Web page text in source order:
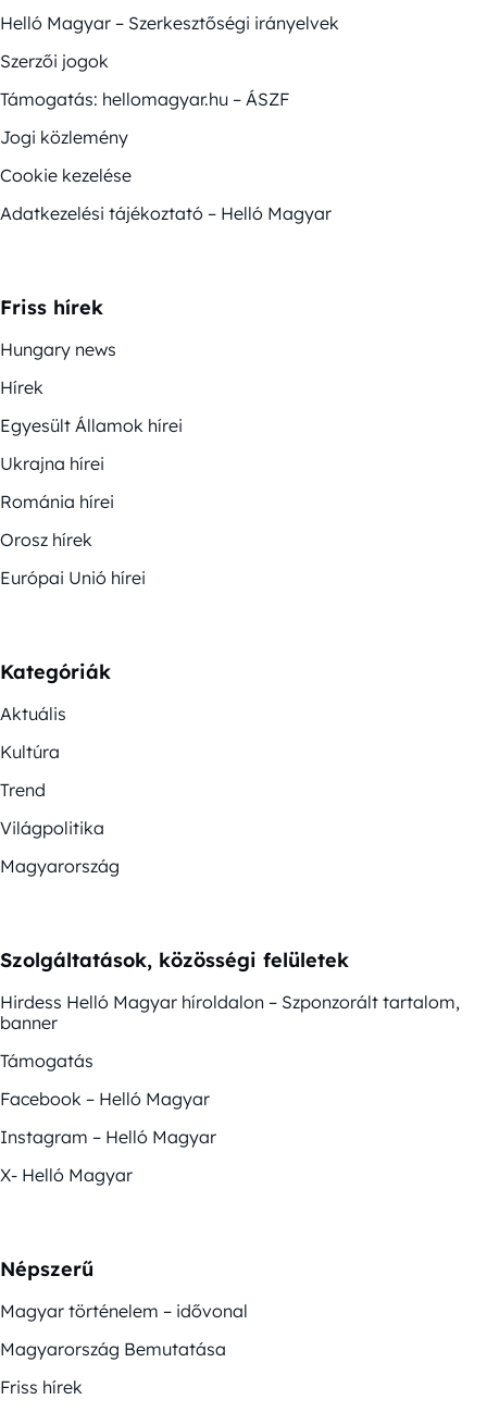
Helló Magyar – Szerkesztőségi irányelvek
Szerzői jogok
Támogatás: hellomagyar.hu – ÁSZF
Jogi közlemény
Cookie kezelése
Adatkezelési tájékoztató – Helló Magyar
Friss hírek
Hungary news
Hírek
Egyesült Államok hírei
Ukrajna hírei
Románia hírei
Orosz hírek
Európai Unió hírei
Kategóriák
Aktuális
Kultúra
Trend
Világpolitika
Magyarország
Szolgáltatások, közösségi felületek
Hirdess Helló Magyar híroldalon – Szponzorált tartalom,
banner
Támogatás
Facebook – Helló Magyar
Instagram – Helló Magyar
X- Helló Magyar
Népszerű
Magyar történelem – idővonal
Magyarország Bemutatása
Friss hírek